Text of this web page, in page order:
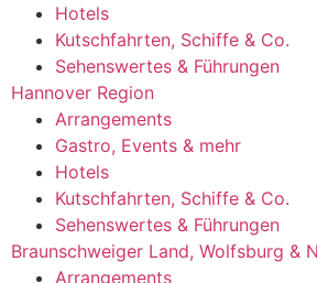
Hotels
Kutschfahrten, Schiffe & Co.
Sehenswertes & Führungen
Hannover Region
Arrangements
Gastro, Events & mehr
Hotels
Kutschfahrten, Schiffe & Co.
Sehenswertes & Führungen
Braunschweiger Land, Wolfsburg &
Arrangements